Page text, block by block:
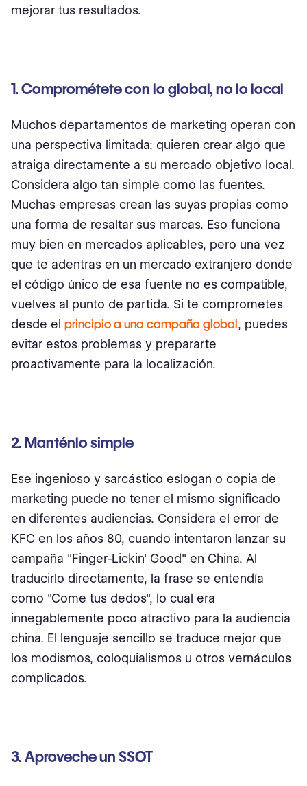
mejorar tus resultados.
1. Comprométete con lo global, no lo local
Muchos departamentos de marketing operan con
una perspectiva limitada: quieren crear algo que
atraiga directamente a su mercado objetivo local.
Considera algo tan simple como las fuentes.
Muchas empresas crean las suyas propias como
una forma de resaltar sus marcas. Eso funciona
muy bien en mercados aplicables, pero una vez
que te adentras en un mercado extranjero donde
el código único de esa fuente no es compatible,
vuelves al punto de partida. Si te comprometes
desde el principio a una campaña global, puedes
evitar estos problemas y prepararte
proactivamente para la localización.
2. Manténlo simple
Ese ingenioso y sarcástico eslogan o copia de
marketing puede no tener el mismo significado
en diferentes audiencias. Considera el error de
KFC en los años 80, cuando intentaron lanzar su
campaña "Finger-Lickin' Good" en China. Al
traducirlo directamente, la frase se entendía
como "Come tus dedos", lo cual era
innegablemente poco atractivo para la audiencia
china. El lenguaje sencillo se traduce mejor que
los modismos, coloquialismos u otros vernáculos
complicados.
3. Aproveche un SSOT